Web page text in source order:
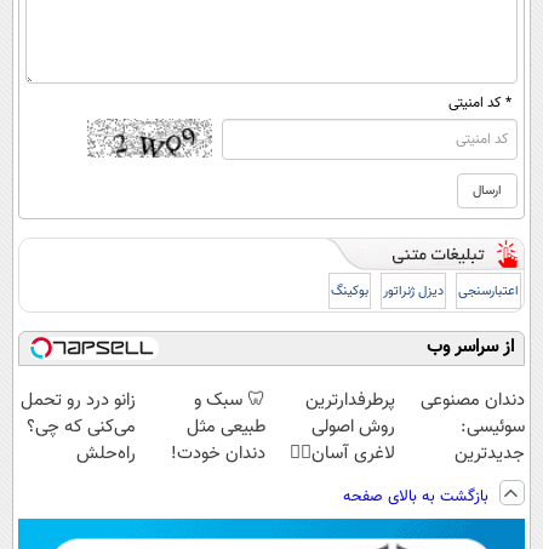
* کد امنیتی
اعتبارسنجی دیزل ژنراتور بوکینگ
از سراسر وب
دندان مصنوعی
سوئیسی:
جدیدترین
فناوری اروپا،
سبک و مقاوم |
پرداخت قسطی
پرطرفدارترین
روش اصولی
لاغری آسان👈🏻
گیاهی(تخفیف
فقط امروز)
🦷 سبک و
طبیعی مثل
دندان خودت!
💳 📍 تهران
زانو درد رو تحمل
می‌کنی که چی؟
راه‌حلش
بازگشت به بالای صفحه